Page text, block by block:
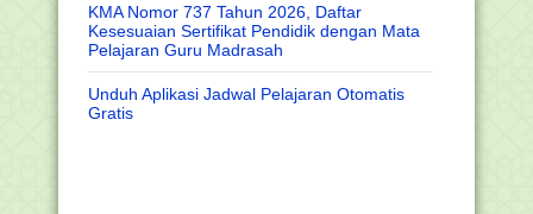
KMA Nomor 737 Tahun 2026, Daftar
Kesesuaian Sertifikat Pendidik dengan Mata
Pelajaran Guru Madrasah
Unduh Aplikasi Jadwal Pelajaran Otomatis
Gratis